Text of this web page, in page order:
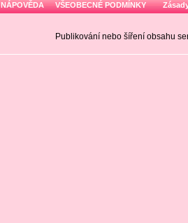
NÁPOVĚDA VŠEOBECNÉ PODMÍNKY
Publikování nebo šíření obsahu